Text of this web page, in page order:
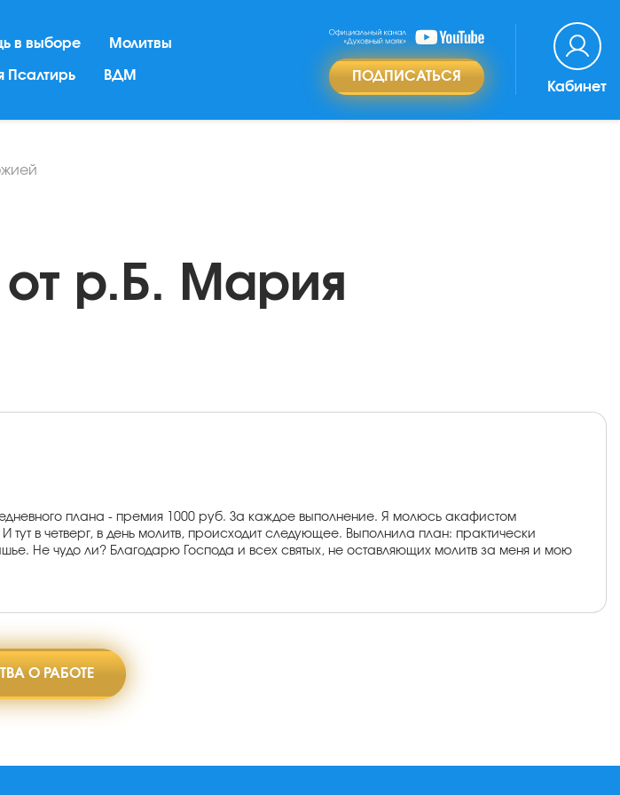
в выборе Молитвы
Псалтирь ВДМ ПОДПИСАТЬСЯ
Кабинет
р.Б. Мария
плана - премия 1000 руб. За каждое выполнение. Я молюсь акафистом
в четверг, в день молитв, происходит следующее. Выполнила план: практически
Не чудо ли? Благодарю Господа и всех святых, не оставляющих молитв за меня и мою
О РАБОТЕ